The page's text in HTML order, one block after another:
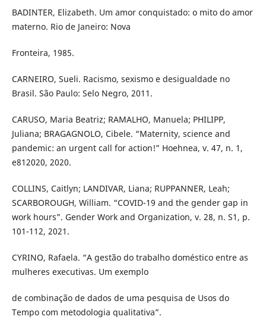
BADINTER, Elizabeth. Um amor conquistado: o mito do amor
materno. Rio de Janeiro: Nova
Fronteira, 1985.
CARNEIRO, Sueli. Racismo, sexismo e desigualdade no
Brasil. São Paulo: Selo Negro, 2011.
CARUSO, Maria Beatriz; RAMALHO, Manuela; PHILIPP,
Juliana; BRAGAGNOLO, Cibele. “Maternity, science and
pandemic: an urgent call for action!” Hoehnea, v. 47, n. 1,
e812020, 2020.
COLLINS, Caitlyn; LANDIVAR, Liana; RUPPANNER, Leah;
SCARBOROUGH, William. “COVID-19 and the gender gap in
work hours”. Gender Work and Organization, v. 28, n. S1, p.
101-112, 2021.
CYRINO, Rafaela. “A gestão do trabalho doméstico entre as
mulheres executivas. Um exemplo
de combinação de dados de uma pesquisa de Usos do
Tempo com metodologia qualitativa”.